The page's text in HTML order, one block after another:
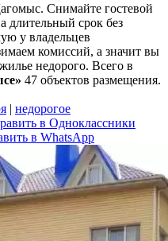
Снимайте гостевой
длительный срок без
у владельцев
комиссий, а значит вы
недорого. Всего в
47 объектов размещения.
| недорогое